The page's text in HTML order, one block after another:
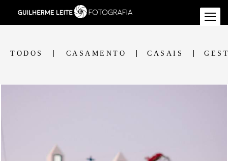
TODOS CASAMENTO CASAIS